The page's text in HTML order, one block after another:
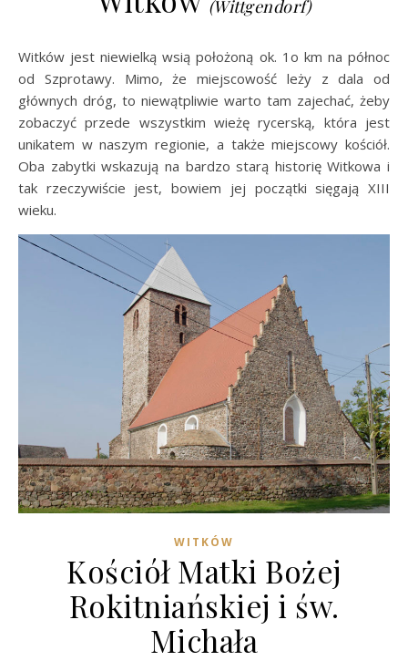
(Wittgendorf)
Witków jest niewielką wsią położoną ok. 1o km na północ
od Szprotawy. Mimo, że miejscowość leży z dala od
głównych dróg, to niewątpliwie warto tam zajechać, żeby
zobaczyć przede wszystkim wieżę rycerską, która jest
unikatem w naszym regionie, a także miejscowy kościół.
Oba zabytki wskazują na bardzo starą historię Witkowa i
tak rzeczywiście jest, bowiem jej początki sięgają XIII
wieku.
WITKÓW
Kościół Matki Bożej
Rokitniańskiej i św.
Michała